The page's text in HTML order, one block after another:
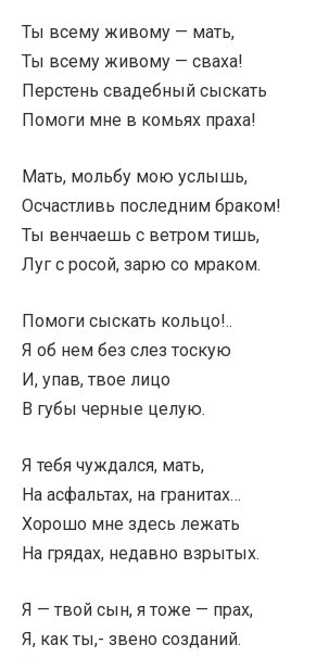
Ты всему живому — мать,
Ты всему живому — сваха!
Перстень свадебный сыскать
Помоги мне в комьях праха!
Мать, мольбу мою услышь,
Осчастливь последним браком!
Ты венчаешь с ветром тишь,
Луг с росой, зарю со мраком.
Помоги сыскать кольцо!..
Я об нем без слез тоскую
И, упав, твое лицо
В губы черные целую.
Я тебя чуждался, мать,
На асфальтах, на гранитах…
Хорошо мне здесь лежать
На грядах, недавно взрытых.
Я — твой сын, я тоже — прах,
Я, как ты,- звено созданий.